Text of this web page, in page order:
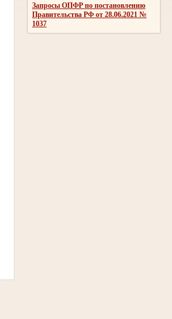
Запросы ОПФР по постановлению
Правительства РФ от 28.06.2021 №
1037